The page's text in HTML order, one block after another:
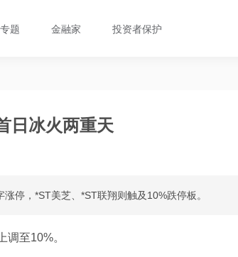
专题 金融家 投资者保护
日冰火两重天
停，*ST美芝、*ST联翔则触及10%跌停板。
至10%。